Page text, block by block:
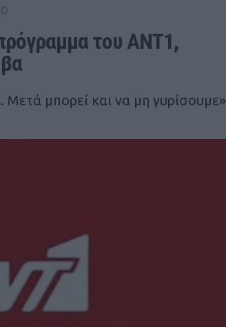
του ΑΝΤ1,
μπορεί και να μη γυρίσουμε»